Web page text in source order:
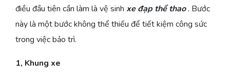
điều đầu tiên cần làm là vệ sinh xe đạp thể thao. Bước
này là một bước không thể thiếu để tiết kiệm công sức
trong việc bảo trì.
1, Khung xe